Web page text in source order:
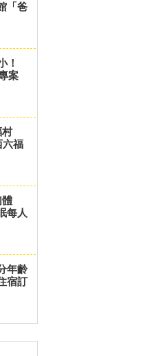
「爸
！
案
村
六福
體
每人
年齡
宿訂